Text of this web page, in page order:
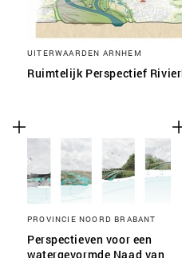
UITERWAARDEN ARNHEM
Ruimtelijk Perspectief
PROVINCIE NOORD BRABANT
Perspectieven voor een
watergevormde Naad van